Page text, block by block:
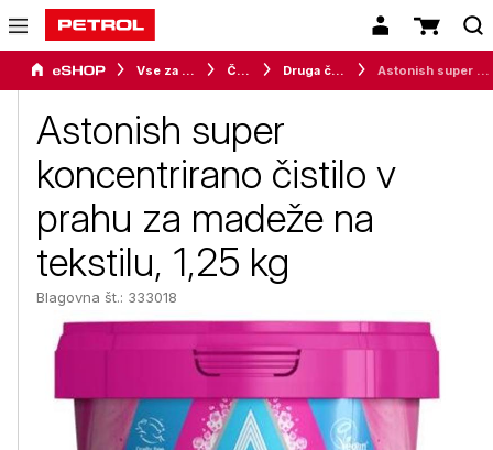
Vse za dom Čistila Druga čistila
Astonish super
koncentrirano čistilo v
prahu za madeže na
tekstilu, 1,25 kg
Blagovna št.: 333018